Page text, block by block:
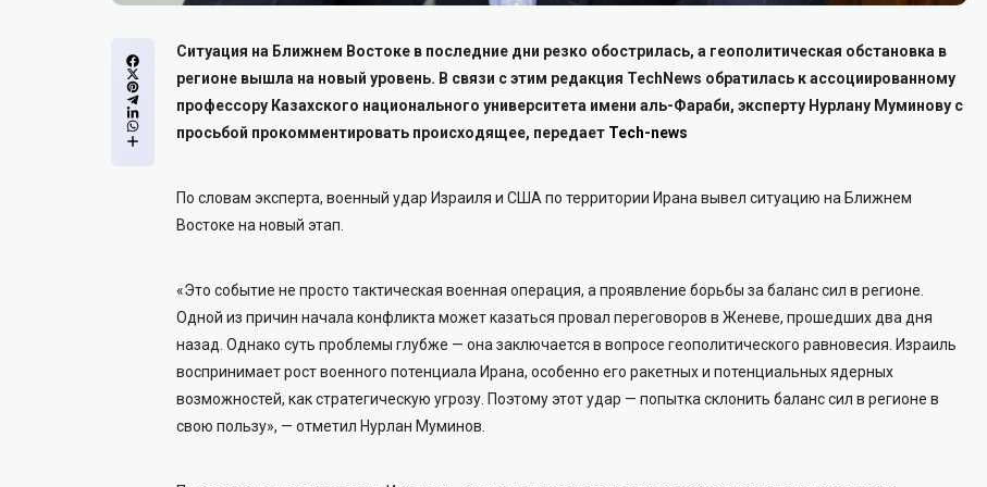
Ситуация на Ближнем Востоке в последние дни резко обострилась, а геополитическая обстановка в
регионе вышла на новый уровень. В связи с этим редакция TechNews обратилась к ассоциированному
профессору Казахского национального университета имени аль-Фараби, эксперту Нурлану Муминову с
просьбой прокомментировать происходящее, передает Tech-news
По словам эксперта, военный удар Израиля и США по территории Ирана вывел ситуацию на Ближнем
Востоке на новый этап.
«Это событие не просто тактическая военная операция, а проявление борьбы за баланс сил в регионе.
Одной из причин начала конфликта может казаться провал переговоров в Женеве, прошедших два дня
назад. Однако суть проблемы глубже — она заключается в вопросе геополитического равновесия. Израиль
воспринимает рост военного потенциала Ирана, особенно его ракетных и потенциальных ядерных
возможностей, как стратегическую угрозу. Поэтому этот удар — попытка склонить баланс сил в регионе в
свою пользу», — отметил Нурлан Муминов.